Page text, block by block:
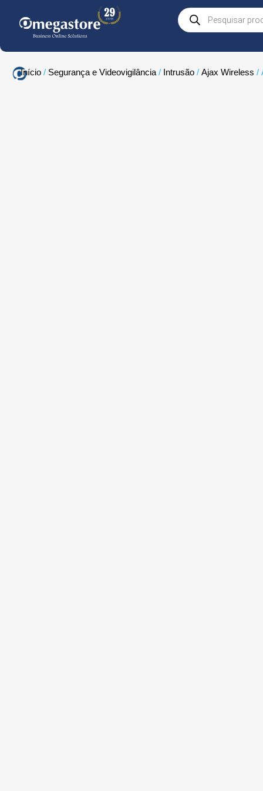
Products
search
Início / Segurança e Videovigilância / Intrusão /Ajax Wireless /